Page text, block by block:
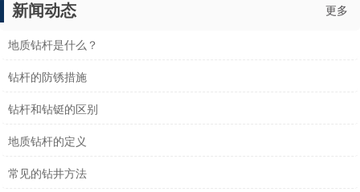
新闻动态 更多
地质钻杆是什么？
钻杆的防锈措施
钻杆和钻铤的区别
地质钻杆的定义
常见的钻井方法